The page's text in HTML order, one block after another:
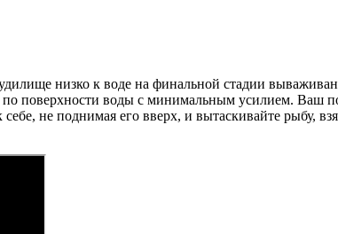
низко к воде на финальной стадии
по поверхности воды с минимальным усилием.
не поднимая его вверх, и вытаскивайте рыбу,